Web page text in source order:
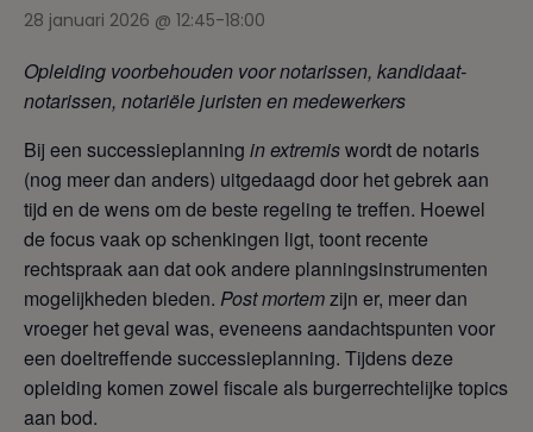
28 januari 2026 @ 12:45-18:00
Opleiding voorbehouden voor notarissen, kandidaat-
notarissen, notariële juristen en medewerkers
Bij een successieplanning in extremiswordt de notaris
(nog meer dan anders) uitgedaagd door het gebrek aan
tijd en de wens om de beste regeling te treffen. Hoewel
de focus vaak op schenkingen ligt, toont recente
rechtspraak aan dat ook andere planningsinstrumenten
mogelijkheden bieden. Post mortemzijn er, meer dan
vroeger het geval was, eveneens aandachtspunten voor
een doeltreffende successieplanning. Tijdens deze
opleiding komen zowel fiscale als burgerrechtelijke topics
aan bod.